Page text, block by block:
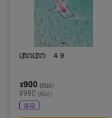
ぼのぼの ４９
¥900 (税抜)
¥990 (税込)
書籍